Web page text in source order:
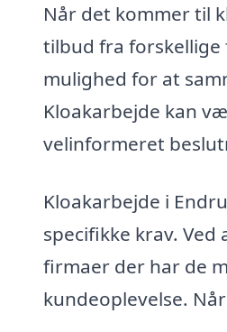
Når det kommer til
tilbud fra forskellige
mulighed for at
Kloakarbejde kan
velinformeret
Kloakarbejde i
specifikke krav.
firmaer der har de
kundeoplevelse.